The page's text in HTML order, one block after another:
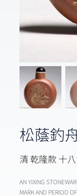
松蔭釣
清 乾隆款 十
AN YIXING
MARK AND PERIOD